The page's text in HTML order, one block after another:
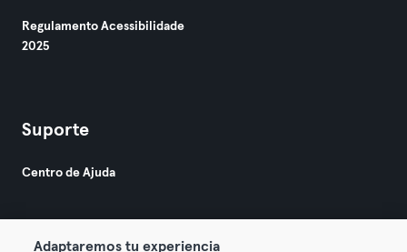
Regulamento Acessibilidade
2025
Suporte
Centro de Ajuda
Adaptaremos tu experiencia